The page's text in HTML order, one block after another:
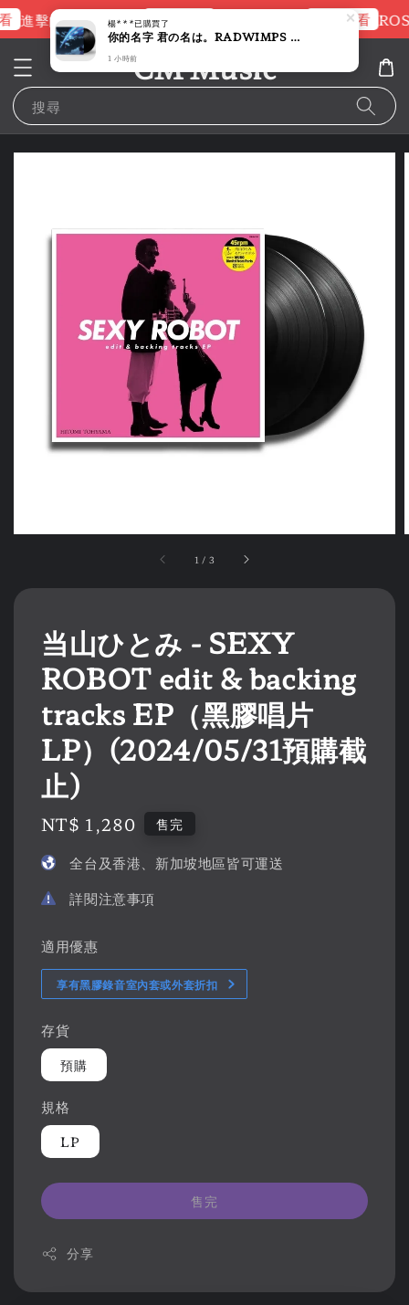
進擊的巨人片頭曲 立即查看 立即查看
CM Music
搜尋
1 / 3
当山ひとみ - SEXY
ROBOT edit & backing
tracks EP（黑膠唱片
LP）(2024/05/31預購截
止)
Regular
NT$ 1,280 售完
全台及香港、新加坡地區皆可運送
詳閱注意事項
適用優惠
享有黑膠錄音室內套或外套折扣
存貨
預購
規格
LP
售完
分享
楊***已購買了
你的名字 君の名は。RADWIMPS 原聲帶 【新海誠｜2027/4月 再版】（黑膠唱片 2LP）
1 小時前